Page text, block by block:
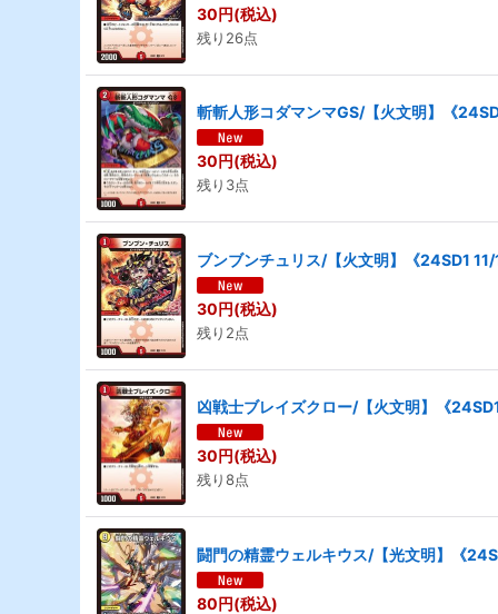
30円(税込)
残り26点
斬斬人形コダマンマGS/【火文明】《
30円(税込)
残り3点
ブンブンチュリス/【火文明】《24SD1 11/
30円(税込)
残り2点
凶戦士ブレイズクロー/【火文明】《
30円(税込)
残り8点
闘門の精霊ウェルキウス/【光文明】《
80円(税込)